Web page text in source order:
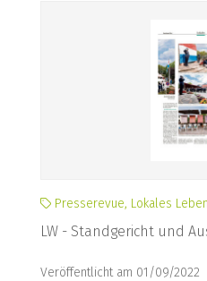
Presserevue, Lokales Leben
LW - Standgericht und
Veröffentlicht am 01/09/2022